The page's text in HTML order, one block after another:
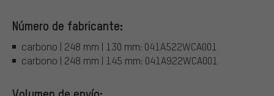
Número de fabricante:
carbono | 248 mm | 130 mm: 041A522WCA001
carbono | 248 mm | 145 mm: 041A922WCA001